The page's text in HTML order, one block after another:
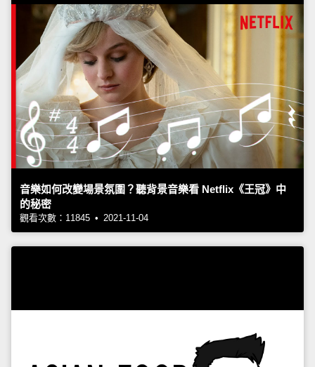
音樂如何改變場景氛圍？聽背景音樂看 Netflix《王冠》中
的秘密
觀看次數：11845 • 2021-11-04